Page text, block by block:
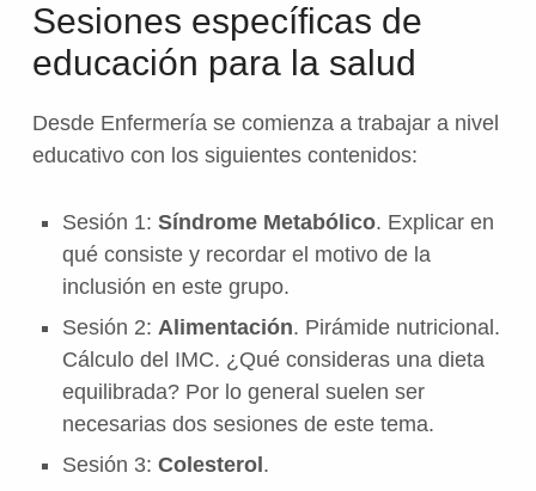
Sesiones específicas de
educación para la salud
Desde Enfermería se comienza a trabajar a nivel
educativo con los siguientes contenidos:
Sesión 1: Síndrome Metabólico. Explicar en
qué consiste y recordar el motivo de la
inclusión en este grupo.
Sesión 2: Alimentación. Pirámide nutricional.
Cálculo del IMC. ¿Qué consideras una dieta
equilibrada? Por lo general suelen ser
necesarias dos sesiones de este tema.
Sesión 3: Colesterol.